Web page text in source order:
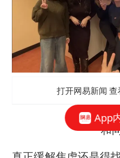
打开网易新闻
和
App